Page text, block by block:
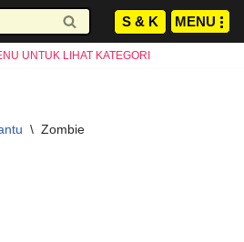
S & K MENU
UNTUK LIHAT KATEGORI
\ Zombie
19.00 WIB
17.00 WIB
INFO